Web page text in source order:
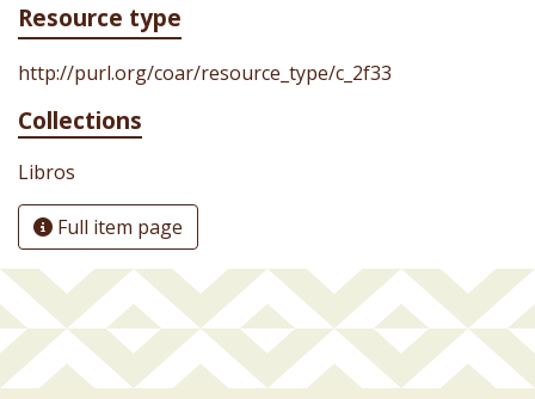
Resource type
http://purl.org/coar/resource_type/c_2f33
Collections
Libros
Full item page